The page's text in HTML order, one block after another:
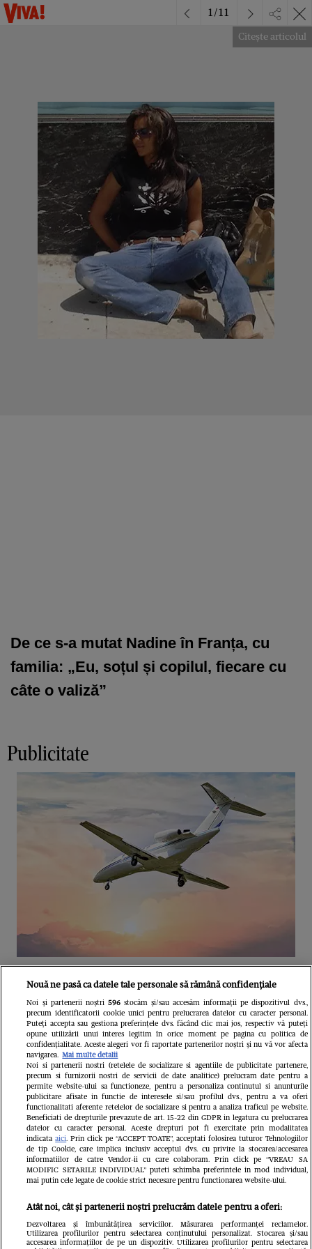
De ce s-a mutat Nadine în Franța, cu
familia: „Eu, soțul și copilul, fiecare cu
câte o valiză”
Citește articolul
1/11
Publicitate
Unul dintre cele mai folosite
aeroporturi din Europa își închide
complet porțile timp de trei luni.
Milioane de pasageri, afectați
Nouă ne pasă ca datele tale personale să rămână confidențiale
Noi și partenerii noștri 596stocăm și/sau accesăm informații pe dispozitivul dvs.,
precum identificatorii cookie unici pentru prelucrarea datelor cu caracter personal.
Puteți accepta sau gestiona preferințele dvs. făcând clic mai jos, respectiv vă puteți
opune utilizării unui interes legitim în orice moment pe pagina cu politica de
confidențialitate. Aceste alegeri vor fi raportate partenerilor noștri și nu vă vor afecta
navigarea. Mai multe detalii
Noi si partenerii nostri (retelele de socializare si agentiile de publicitate partenere,
precum si furnizorii nostri de servicii de date analitice) prelucram date pentru a
permite website-ului sa functioneze, pentru a personaliza continutul si anunturile
publicitare afisate in functie de interesele si/sau profilul dvs., pentru a va oferi
functionalitati aferente retelelor de socializare si pentru a analiza traficul pe website.
Beneficiati de drepturile prevazute de art. 15-22 din GDPR in legatura cu prelucrarea
datelor cu caracter personal. Aceste drepturi pot fi exercitate prin modalitatea
indicataaici. Prin click pe “ACCEPT TOATE”, acceptati folosirea tuturor Tehnologiilor
de tip Cookie, care implica inclusiv acceptul dvs. cu privire la stocarea/accesarea
informatiilor de catre Vendor-ii cu care colaboram. Prin click pe “VREAU SA
MODIFIC SETARILE INDIVIDUAL” puteti schimba preferintele in mod individual,
mai putin cele legate de cookie strict necesare pentru functionarea website-ului.
Atât noi, cât și partenerii noștri prelucrăm datele pentru a oferi:
Dezvoltarea și îmbunătățirea serviciilor. Măsurarea performanței reclamelor.
Utilizarea profilurilor pentru selectarea conținutului personalizat. Stocarea și/sau
accesarea informațiilor de pe un dispozitiv. Utilizarea profilurilor pentru selectarea